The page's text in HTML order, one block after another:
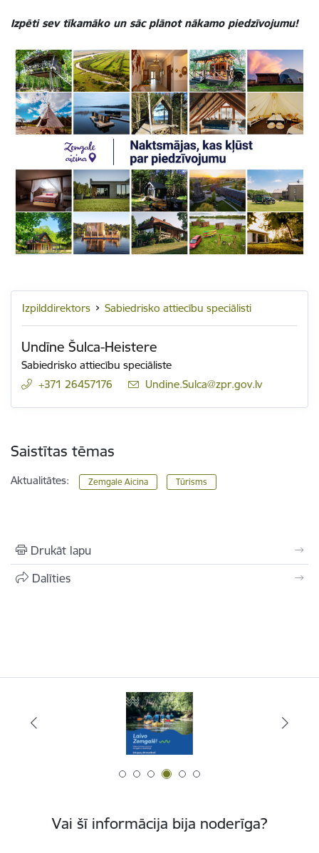
Izpēti sev tīkamāko un sāc plānot nākamo piedzīvojumu!
Izpilddirektors Sabiedrisko attiecību speciālisti
Undīne Šulca-Heistere
Sabiedrisko attiecību speciāliste
+371 26457176
E-pasts:
Undine.Sulca@zpr.gov.lv
Saistītas tēmas
Aktualitātes: Zemgale Aicina Tūrisms
Drukāt lapu
Dalīties
Vai šī informācija bija noderīga?